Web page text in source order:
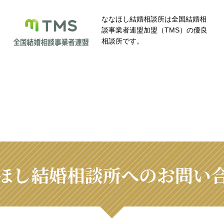
ななほし結婚相談所は全国結婚相
談事業者連盟加盟（TMS）の優良
相談所です。
し結婚相談所へのお問い